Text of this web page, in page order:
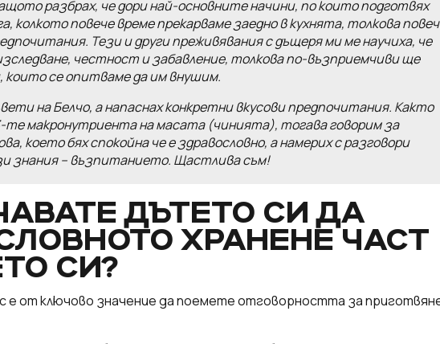
разбрах, че дори най-основните начини, по които подготвях
колкото повече време прекарваме заедно в кухнята, толкова
Тези и други преживявания с дъщеря ми ме научиха, че
честност и забавление, толкова по-възприемчиви ще
се опитваме да им внушим.
на Белчо, а напаснах конкретни вкусови предпочитания. Както
те макронутриента на масата (чинията), тогава говорим за
което бях спокойна че е здравословно, а намерих с разговори
знания – възпитанието. Щастлива съм!
ДЪТЕТО СИ ДА
ХРАНЕНЕ ЧАСТ
СИ?
е от ключово значение да поемете отговорността за